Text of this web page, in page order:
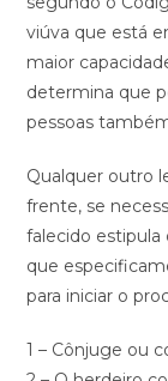
viúva que está
maior
determina que
pessoas
Qualquer outro
frente, se
falecido estipula
que
para iniciar o
1 – Cônjuge ou